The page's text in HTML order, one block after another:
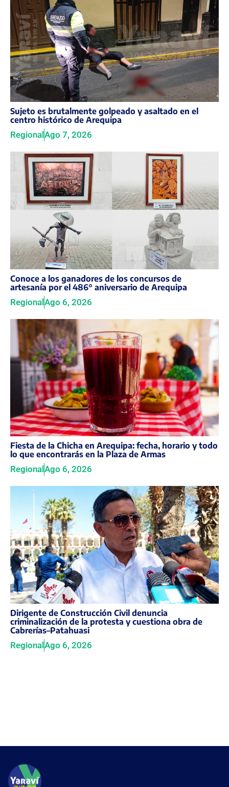
Sujeto es brutalmente golpeado y asaltado en el
centro histórico de Arequipa
Regional Ago 7, 2026
Conoce a los ganadores de los concursos de
artesanía por el 486° aniversario de Arequipa
RegionalAgo 6, 2026
Fiesta de la Chicha en Arequipa: fecha, horario y todo
lo que encontrarás en la Plaza de Armas
Regional Ago 6, 2026
Dirigente de Construcción Civil denuncia
criminalización de la protesta y cuestiona obra de
Cabrerías–Patahuasi
RegionalAgo 6, 2026